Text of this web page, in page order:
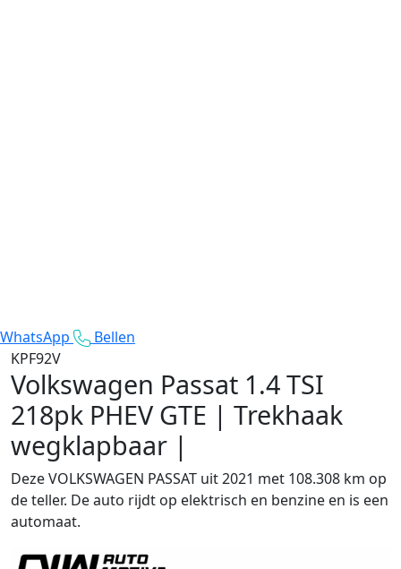
WhatsApp
Bellen
KPF92V
Volkswagen Passat 1.4 TSI
218pk PHEV GTE | Trekhaak
wegklapbaar |
Deze VOLKSWAGEN PASSAT uit 2021 met 108.308 km op
de teller. De auto rijdt op elektrisch en benzine en is een
automaat.